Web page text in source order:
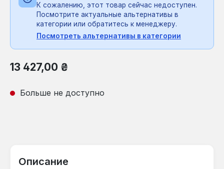
К сожалению, этот товар сейчас недоступен.
Посмотрите актуальные альтернативы в
категории или обратитесь к менеджеру.
Посмотреть альтернативы в категории
Обычная цена:
13 427,00 ₴
Больше не доступно
Описание